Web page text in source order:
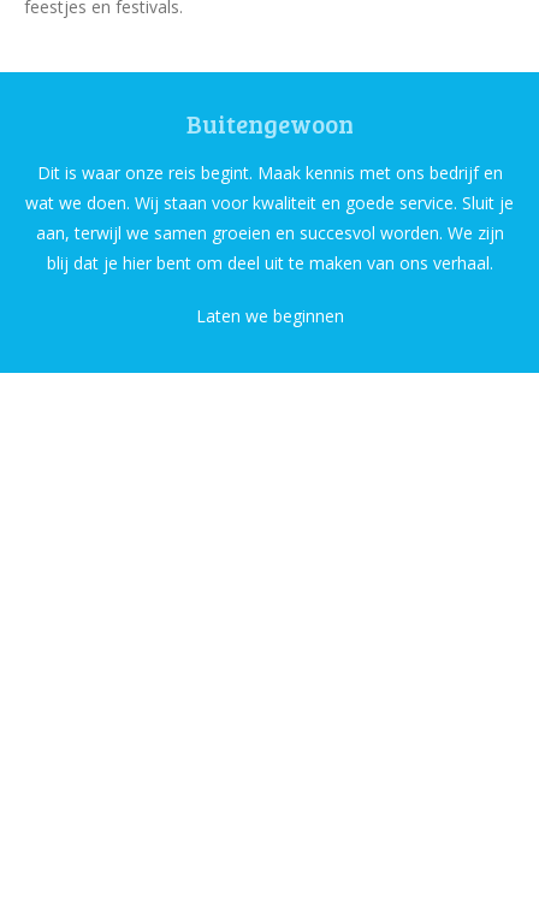
feestjes en festivals.
Buitengewoon
Dit is waar onze reis begint. Maak kennis met ons bedrijf en
wat we doen. Wij staan voor kwaliteit en goede service. Sluit je
aan, terwijl we samen groeien en succesvol worden. We zijn
blij dat je hier bent om deel uit te maken van ons verhaal.
Laten we beginnen